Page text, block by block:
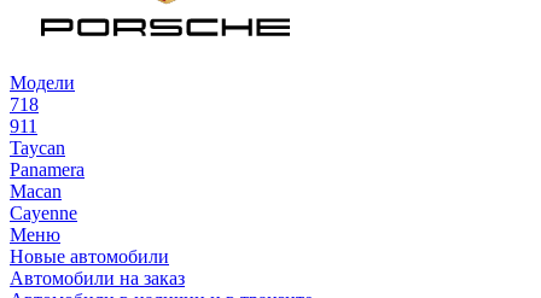
Модели
718
911
Taycan
Panamera
Macan
Cayenne
Меню
Новые автомобили
Автомобили на заказ